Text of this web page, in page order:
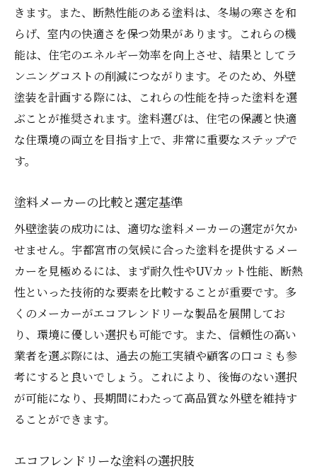
きます。また、断熱性能のある塗料は、冬場の寒さを和
らげ、室内の快適さを保つ効果があります。これらの機
能は、住宅のエネルギー効率を向上させ、結果としてラ
ンニングコストの削減につながります。そのため、外壁
塗装を計画する際には、これらの性能を持った塗料を選
ぶことが推奨されます。塗料選びは、住宅の保護と快適
な住環境の両立を目指す上で、非常に重要なステップで
す。
塗料メーカーの比較と選定基準
外壁塗装の成功には、適切な塗料メーカーの選定が欠か
せません。宇都宮市の気候に合った塗料を提供するメー
カーを見極めるには、まず耐久性やUVカット性能、断熱
性といった技術的な要素を比較することが重要です。多
くのメーカーがエコフレンドリーな製品を展開してお
り、環境に優しい選択も可能です。また、信頼性の高い
業者を選ぶ際には、過去の施工実績や顧客の口コミも参
考にすると良いでしょう。これにより、後悔のない選択
が可能になり、長期間にわたって高品質な外壁を維持す
ることができます。
エコフレンドリーな塗料の選択肢